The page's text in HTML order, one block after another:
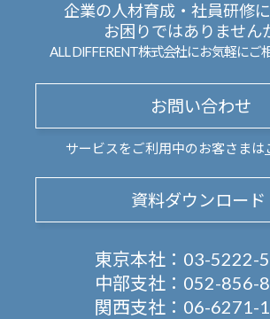
企業の人材育成・社員研修に
お困りではありません
ALL DIFFERENT株式会社にお気軽にご
お問い合わせ
サービスをご利用中のお客さまは
資料ダウンロード
東京本社： 03-5222-
中部支社： 052-856-
関西支社： 06-6271-